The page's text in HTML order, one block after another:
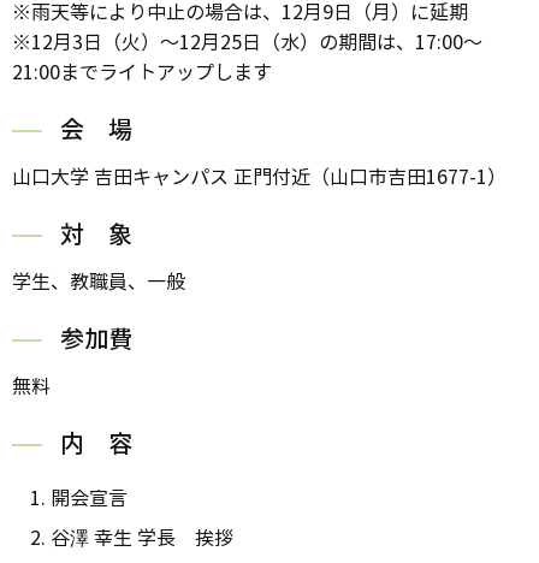
※雨天等により中止の場合は、12月9日（月）に延期
※12月3日（火）～12月25日（水）の期間は、17:00～
21:00までライトアップします
会 場
山口大学 吉田キャンパス 正門付近（山口市吉田1677-1）
対 象
学生、教職員、一般
参加費
無料
内 容
開会宣言
谷澤 幸生 学長 挨拶